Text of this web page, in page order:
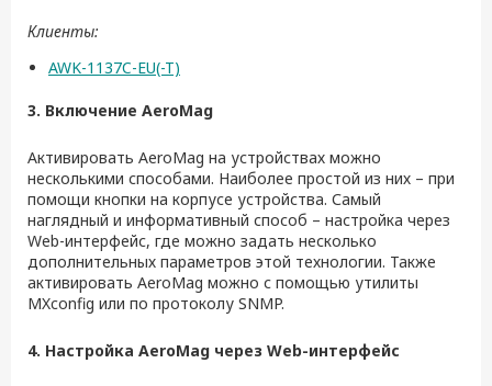
Клиенты:
AWK-1137C-EU(-T)
3. Включение AeroMag
Активировать AeroMag на устройствах можно
несколькими способами. Наиболее простой из них – при
помощи кнопки на корпусе устройства. Самый
наглядный и информативный способ – настройка через
Web-интерфейс, где можно задать несколько
дополнительных параметров этой технологии. Также
активировать AeroMag можно с помощью утилиты
MXconfig или по протоколу SNMP.
4. Настройка AeroMag через Web-интерфейс